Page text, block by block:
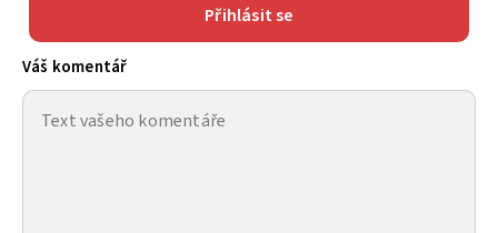
Přihlásit se
Váš komentář